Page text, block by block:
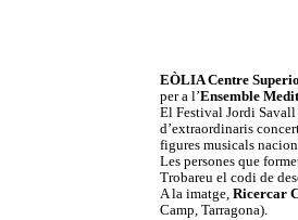
EÒLIA Centre
per a l’Ensemble
El Festival Jordi Savall
d’extraordinaris
figures musicals
Les persones que
Trobareu el codi de
A la imatge, Ricercar
Camp, Tarragona).